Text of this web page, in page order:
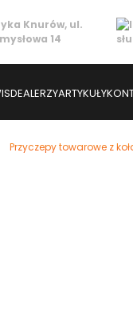
Knurów, ul.
14
DEALERZYARTYKUŁY
Przyczepy towarowe z